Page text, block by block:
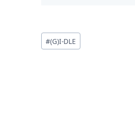
投
稿
#(G)I-DLE